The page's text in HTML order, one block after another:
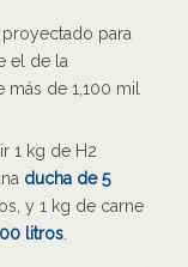
para
el de la
más de 1,100 mil
1 kg de H2
ducha de 5
y 1 kg de carne
litros.